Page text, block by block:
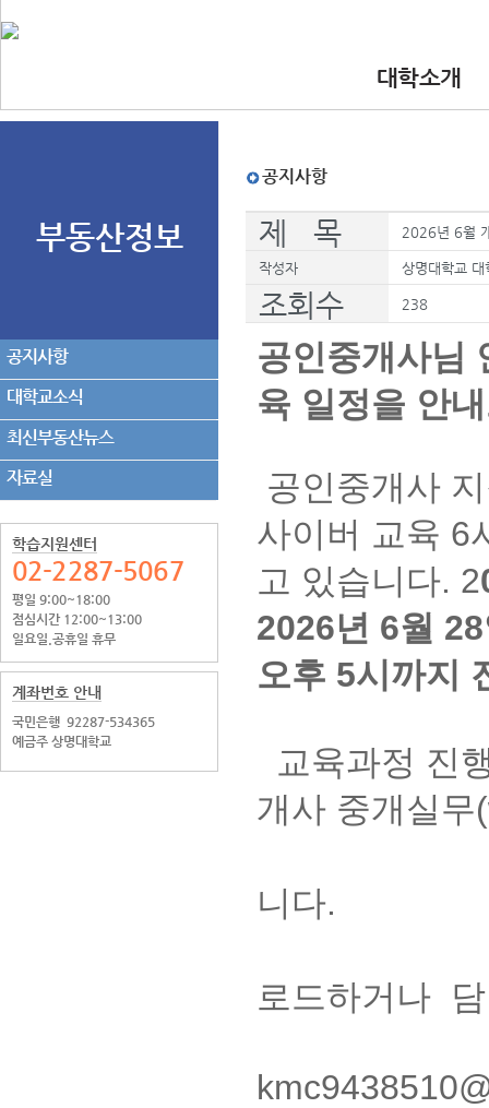
대학소개
•인사말
부동산정보
공지사항
대학교소식
최신부동산뉴스
자료실
학습지원센터
02-2287-5067
평일 9:00~18:00
점심시간 12:00~13:00
일요일.공휴일 휴무
계좌번호 안내
국민은행 92287-534365
예금주 상명대학교
공지사항
제 목 2026년 6월
작성자 상명대학교 대
조회수 238
공인중개사님
육 일정을 안
공인중개사
사이버 교육 6
고 있습니다. 2
2026년 6월
오후 5시까지
교육과정 진
개사 중개실
니다.
로드하거나